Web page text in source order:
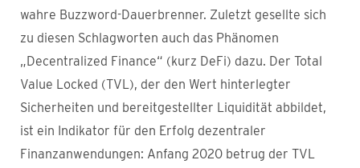
wahre Buzzword-Dauerbrenner. Zuletzt gesellte sich
zu diesen Schlagworten auch das Phänomen
„Decentralized Finance“ (kurz DeFi) dazu. Der Total
Value Locked (TVL), der den Wert hinterlegter
Sicherheiten und bereitgestellter Liquidität abbildet,
ist ein Indikator für den Erfolg dezentraler
Finanzanwendungen: Anfang 2020 betrug der TVL